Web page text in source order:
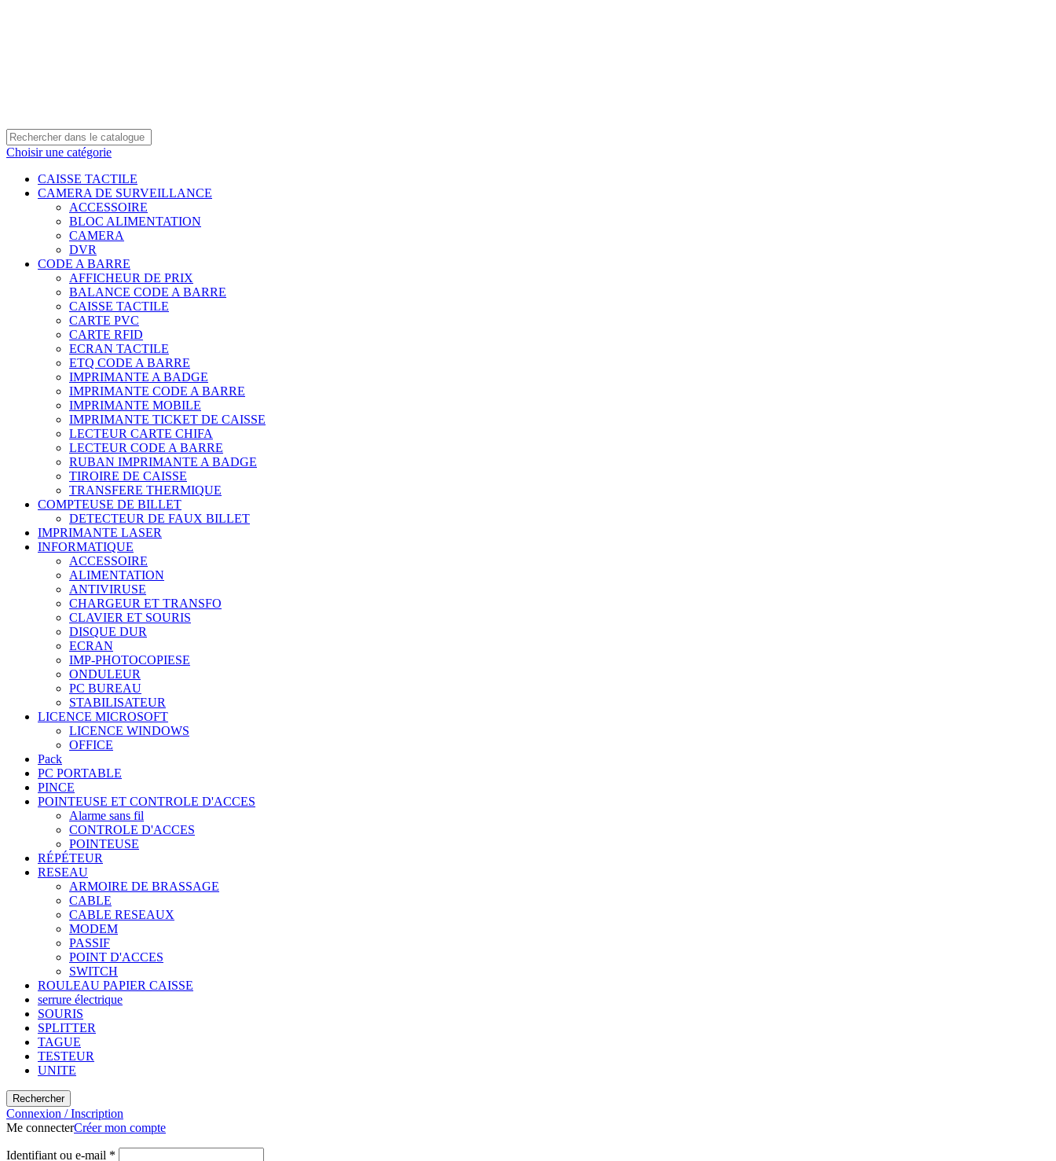
Choisir une catégorie
CAISSE TACTILE
CAMERA DE SURVEILLANCE
ACCESSOIRE
BLOC ALIMENTATION
CAMERA
DVR
CODE A BARRE
AFFICHEUR DE PRIX
BALANCE CODE A BARRE
CAISSE TACTILE
CARTE PVC
CARTE RFID
ECRAN TACTILE
ETQ CODE A BARRE
IMPRIMANTE A BADGE
IMPRIMANTE CODE A BARRE
IMPRIMANTE MOBILE
IMPRIMANTE TICKET DE CAISSE
LECTEUR CARTE CHIFA
LECTEUR CODE A BARRE
RUBAN IMPRIMANTE A BADGE
TIROIRE DE CAISSE
TRANSFERE THERMIQUE
COMPTEUSE DE BILLET
DETECTEUR DE FAUX BILLET
IMPRIMANTE LASER
INFORMATIQUE
ACCESSOIRE
ALIMENTATION
ANTIVIRUSE
CHARGEUR ET TRANSFO
CLAVIER ET SOURIS
DISQUE DUR
ECRAN
IMP-PHOTOCOPIESE
ONDULEUR
PC BUREAU
STABILISATEUR
LICENCE MICROSOFT
LICENCE WINDOWS
OFFICE
Pack
PC PORTABLE
PINCE
POINTEUSE ET CONTROLE D'ACCES
Alarme sans fil
CONTROLE D'ACCES
POINTEUSE
RÉPÉTEUR
RESEAU
ARMOIRE DE BRASSAGE
CABLE
CABLE RESEAUX
MODEM
PASSIF
POINT D'ACCES
SWITCH
ROULEAU PAPIER CAISSE
serrure électrique
SOURIS
SPLITTER
TAGUE
TESTEUR
UNITE
Rechercher
Connexion / Inscription
Me connecterCréer mon compte
Identifiant ou e-mail *